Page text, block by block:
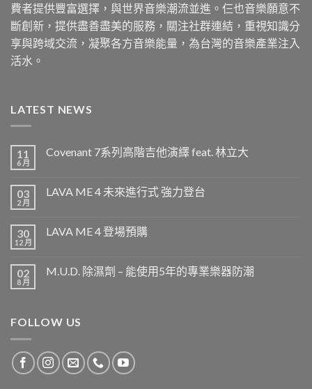
費者提供豐富選擇，與世界音樂潮流並進。仨也音樂願意不
斷創新，提供盡善盡美的服務，關注社群連結，重視知識分
享與跨域交流，凝聚各方音樂能量，為台灣的音樂產業注入
活水。
LATEST NEWS
11
6 月
Covenant 7系列高階吉他演繹 feat. 林立大
03
2 月
LAVA ME 4 未來進行式 強力登台
30
12 月
LAVA ME 4 登場預購
02
8 月
M.U.D. 除濕劑 – 能使用5年的專業樂器防潮
FOLLOW US